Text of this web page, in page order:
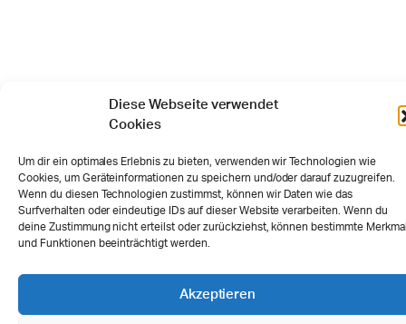
Diese Webseite verwendet
Cookies
Um dir ein optimales Erlebnis zu bieten, verwenden wir Technologien wie
Cookies, um Geräteinformationen zu speichern und/oder darauf zuzugreifen.
Wenn du diesen Technologien zustimmst, können wir Daten wie das
Surfverhalten oder eindeutige IDs auf dieser Website verarbeiten. Wenn du
deine Zustimmung nicht erteilst oder zurückziehst, können bestimmte
und Funktionen beeinträchtigt werden.
Akzeptieren